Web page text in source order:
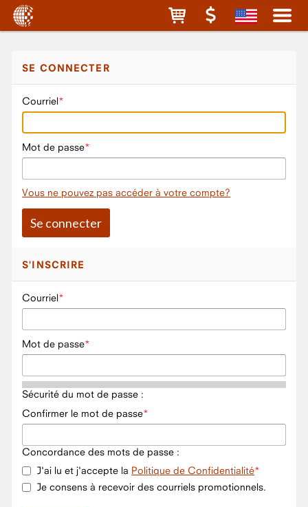
SE CONNECTER
Courriel
Mot de passe
Vous ne pouvez pas accéder à votre compte?
S'INSCRIRE
Courriel
Mot de passe
Sécurité du mot de passe :
Confirmer le mot de passe
Concordance des mots de passe :
J'ai lu et j'accepte la Politique de Confidentialité
Je consens à recevoir des courriels promotionnels.